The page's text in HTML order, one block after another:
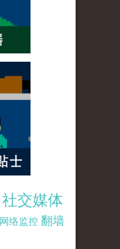
社交媒体
网络监控 翻墙